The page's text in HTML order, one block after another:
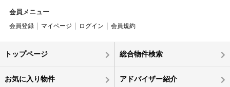
会員メニュー
会員登録 マイページ ログイン 会員規約
トップページ 総合物件検索
お気に入り物件 アドバイザー紹介